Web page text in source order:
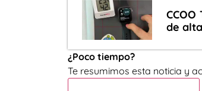
de
¿Poco tiempo?
Te resumimos esta noticia y